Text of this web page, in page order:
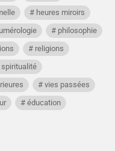
heures miroirs
philosophie
religions
spiritualité
vies passées
éducation